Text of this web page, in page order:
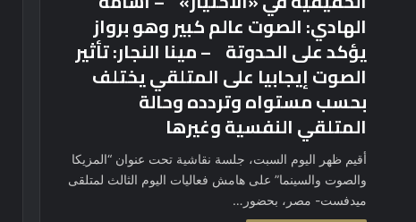
الهادي: الصوت عالم كبير وهو برواز
يؤكد على الحدوتة – مينا النجار: تأثير
الصوت إيجابيا على المتلقي يختلف
بحسب مستواه وتردده وحالة
المتلقي النفسية وغيرها
أقيم ظهر اليوم السبت، جلسة نقاشية تحت عنوان “المزيكا
والصوت والسينما” على هامش فعاليات اليوم الثالث لمتلقى
ميدفست- مصر، بحضور…